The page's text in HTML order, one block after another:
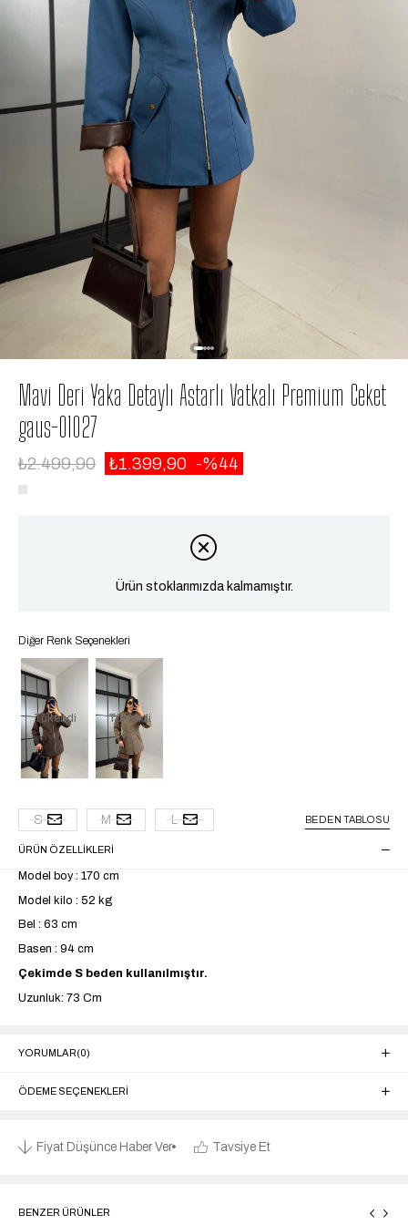
Mavi Deri Yaka Detaylı Astarlı Vatkalı Premium Ceket
gaus-01027
₺2.499,90 ₺1.399,90 44
Ürün stoklarımızda kalmamıştır.
Diğer Renk Seçenekleri
Tükendi Tükendi
S M L BEDEN TABLOSU
ÜRÜN ÖZELLIKLERI
Model boy : 170 cm
Model kilo : 52 kg
Bel : 63 cm
Basen : 94 cm
Çekimde S beden kullanılmıştır.
Uzunluk: 73 Cm
YORUMLAR(0)
ÖDEME SEÇENEKLERI
Fiyat Düşünce Haber Ver Tavsiye Et
BENZER ÜRÜNLER